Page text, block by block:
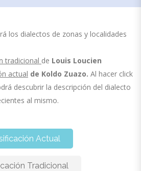
los dialectos de zonas y localidades
tradicional de Louis Loucien
actual de Koldo Zuazo. Al hacer click
descubrir la descripción del dialecto
al mismo.
Actual
Tradicional